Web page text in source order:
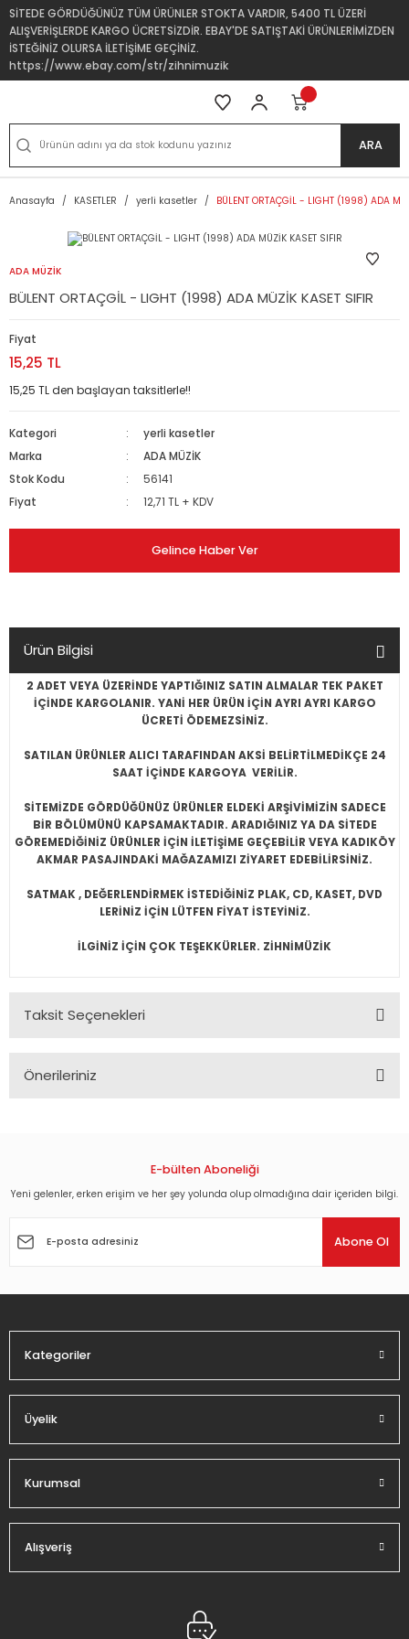
SİTEDE GÖRDÜĞÜNÜZ TÜM ÜRÜNLER STOKTA VARDIR, 5400 TL ÜZERİ
ALIŞVERİŞLERDE KARGO ÜCRETSİZDİR. EBAY'DE SATIŞTAKİ ÜRÜNLERİMİZDEN
İSTEĞİNİZ OLURSA İLETİŞİME GEÇİNİZ.
https://www.ebay.com/str/zihnimuzik
ARA
Anasayfa KASETLER yerli kasetler BÜLENT ORTAÇGİL - LIGHT (1998) ADA
ADA MÜZİK
BÜLENT ORTAÇGİL - LIGHT (1998) ADA MÜZİK KASET SIFIR
Fiyat
15,25 TL
15,25 TL den başlayan taksitlerle!!
Kategori
yerli kasetler
Marka
ADA MÜZİK
Stok Kodu
56141
Fiyat
12,71 TL + KDV
Gelince Haber Ver
Ürün Bilgisi
2 ADET VEYA ÜZERİNDE YAPTIĞINIZ SATIN ALMALAR TEK PAKET
İÇİNDE KARGOLANIR. YANİ HER ÜRÜN İÇİN AYRI AYRI KARGO
ÜCRETİ ÖDEMEZSİNİZ.
SATILAN ÜRÜNLER ALICI TARAFINDAN AKSİ BELİRTİLMEDİKÇE 24
SAAT İÇİNDE KARGOYA VERİLİR.
SİTEMİZDE GÖRDÜĞÜNÜZ ÜRÜNLER ELDEKİ ARŞİVİMİZİN SADECE
BİR BÖLÜMÜNÜ KAPSAMAKTADIR. ARADIĞINIZ YA DA SİTEDE
GÖREMEDİĞİNİZ ÜRÜNLER İÇİN İLETİŞİME GEÇEBİLİR VEYA KADIKÖY
AKMAR PASAJINDAKİ MAĞAZAMIZI ZİYARET EDEBİLİRSİNİZ.
SATMAK , DEĞERLENDİRMEK İSTEDİĞİNİZ PLAK, CD, KASET, DVD
LERİNİZ İÇİN LÜTFEN FİYAT İSTEYİNİZ.
İLGİNİZ İÇİN ÇOK TEŞEKKÜRLER. ZİHNİMÜZİK
Taksit Seçenekleri
Önerileriniz
Görüş ve önerileriniz için teşekkür ederiz.
Ürün açıklamasında eksik bilgiler bulunuyor.
E-bülten Aboneliği
Yeni gelenler, erken erişim ve her şey yolunda olup olmadığına dair içeriden bilgi.
Abone Ol
Kategoriler
Üyelik
Kurumsal
Alışveriş